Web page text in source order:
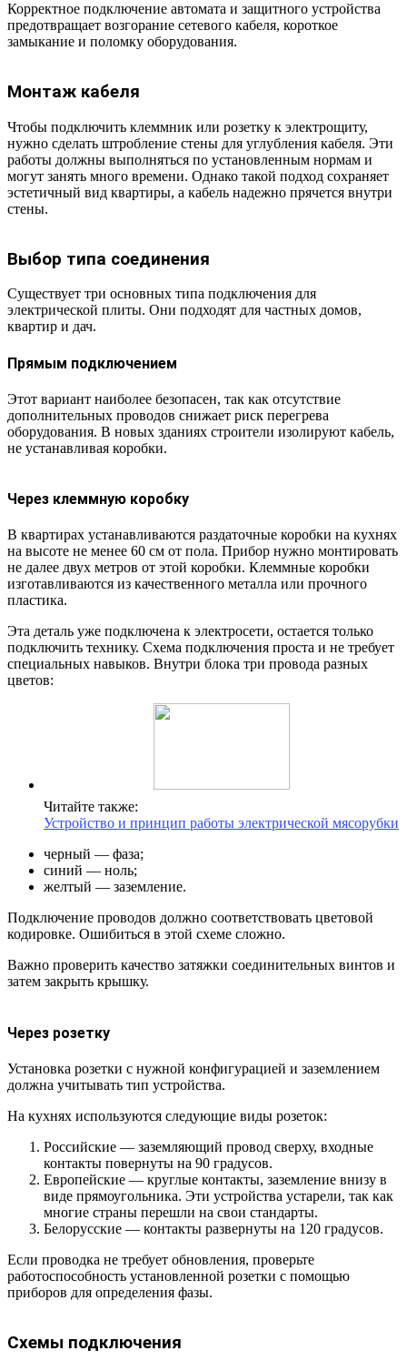
Корректное подключение автомата и защитного устройства
предотвращает возгорание сетевого кабеля, короткое
замыкание и поломку оборудования.
Монтаж кабеля
Чтобы подключить клеммник или розетку к электрощиту,
нужно сделать штробление стены для углубления кабеля. Эти
работы должны выполняться по установленным нормам и
могут занять много времени. Однако такой подход сохраняет
эстетичный вид квартиры, а кабель надежно прячется внутри
стены.
Выбор типа соединения
Существует три основных типа подключения для
электрической плиты. Они подходят для частных домов,
квартир и дач.
Прямым подключением
Этот вариант наиболее безопасен, так как отсутствие
дополнительных проводов снижает риск перегрева
оборудования. В новых зданиях строители изолируют кабель,
не устанавливая коробки.
Через клеммную коробку
В квартирах устанавливаются раздаточные коробки на кухнях
на высоте не менее 60 см от пола. Прибор нужно монтировать
не далее двух метров от этой коробки. Клеммные коробки
изготавливаются из качественного металла или прочного
пластика.
Эта деталь уже подключена к электросети, остается только
подключить технику. Схема подключения проста и не требует
специальных навыков. Внутри блока три провода разных
цветов:
Читайте также:
Устройство и принцип работы электрической мясорубки
черный — фаза;
синий — ноль;
желтый — заземление.
Подключение проводов должно соответствовать цветовой
кодировке. Ошибиться в этой схеме сложно.
Важно проверить качество затяжки соединительных винтов и
затем закрыть крышку.
Через розетку
Установка розетки с нужной конфигурацией и заземлением
должна учитывать тип устройства.
На кухнях используются следующие виды розеток:
Российские — заземляющий провод сверху, входные
контакты повернуты на 90 градусов.
Европейские — круглые контакты, заземление внизу в
виде прямоугольника. Эти устройства устарели, так как
многие страны перешли на свои стандарты.
Белорусские — контакты развернуты на 120 градусов.
Если проводка не требует обновления, проверьте
работоспособность установленной розетки с помощью
приборов для определения фазы.
Схемы подключения